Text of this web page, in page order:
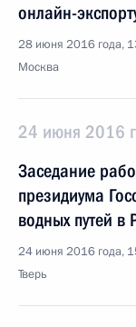
онлайн-
28 июня 2016 года,
Москва
24 июня 2016
Заседание
президиума
водных путей в
24 июня 2016 года,
Тверь